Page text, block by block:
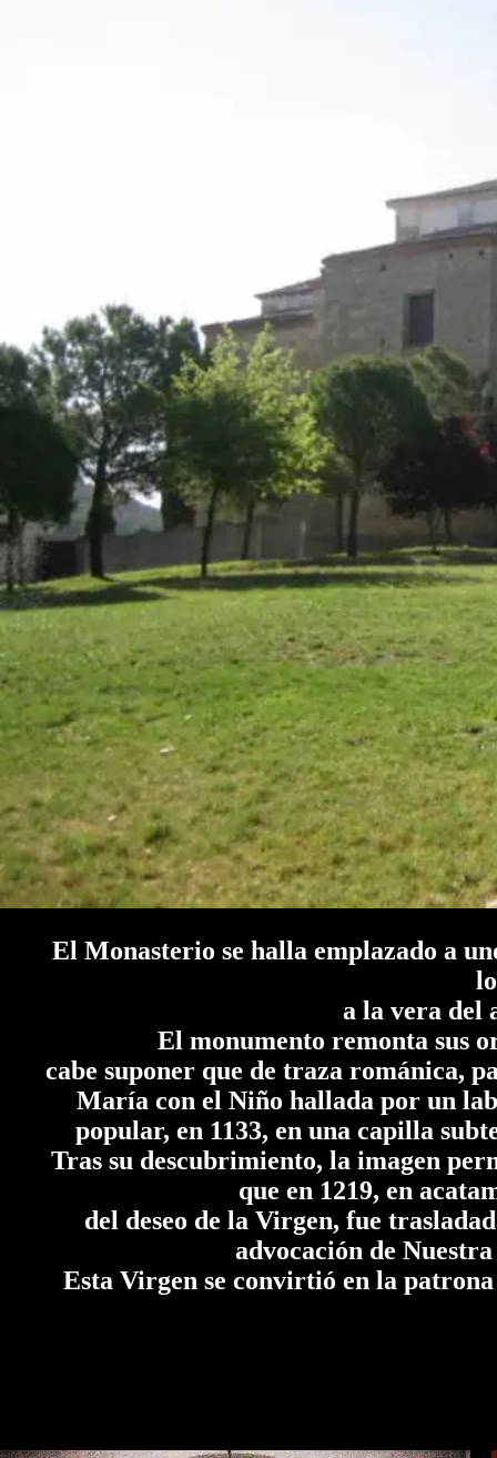
El Monasterio se halla emplazado a
a la vera del
El monumento remonta sus
cabe suponer que de traza románica,
María con el Niño hallada por un
popular, en 1133, en una capilla
Tras su descubrimiento, la imagen
que en 1219, en
del deseo de la Virgen, fue
advocación de
Esta Virgen se convirtió en la